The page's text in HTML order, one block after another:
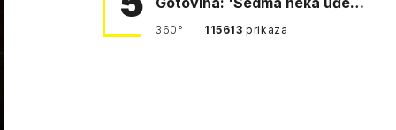
4. gardijska neka g…
360° 115613prikaza